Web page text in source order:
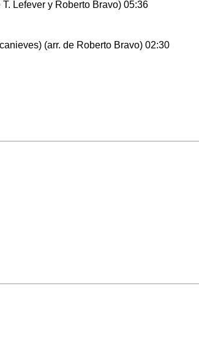
Lefever y Roberto Bravo) 05:36
(arr. de Roberto Bravo) 02:30